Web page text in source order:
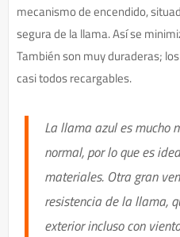
mecanismo de encendido,
segura de la llama. Así se
También son muy duraderas;
casi todos recargables.
La llama azul es mucho
normal, por lo que es
materiales. Otra gran
resistencia de la llama,
exterior incluso con